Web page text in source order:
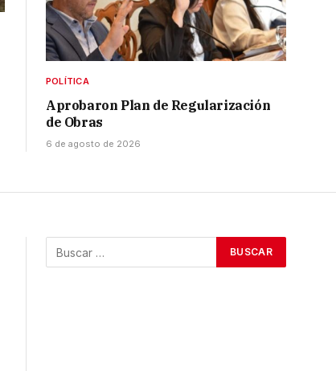
POLÍTICA
Aprobaron Plan de Regularización
de Obras
6 de agosto de 2026